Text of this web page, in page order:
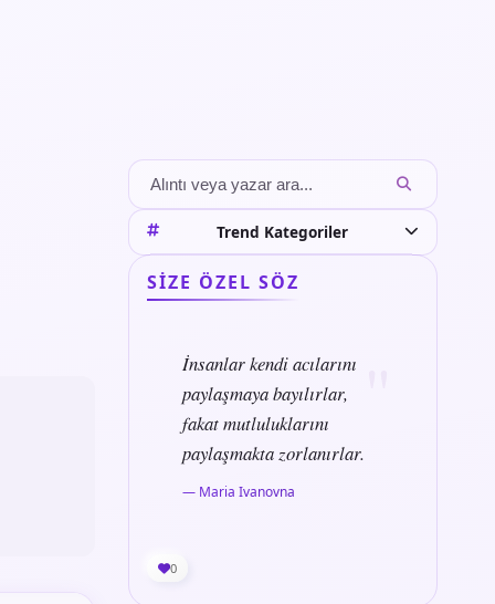
Trend Kategoriler
SIZE ÖZEL SÖZ
İnsanlar kendi acılarını
paylaşmaya bayılırlar,
fakat mutluluklarını
paylaşmakta zorlanırlar.
— Maria Ivanovna
0